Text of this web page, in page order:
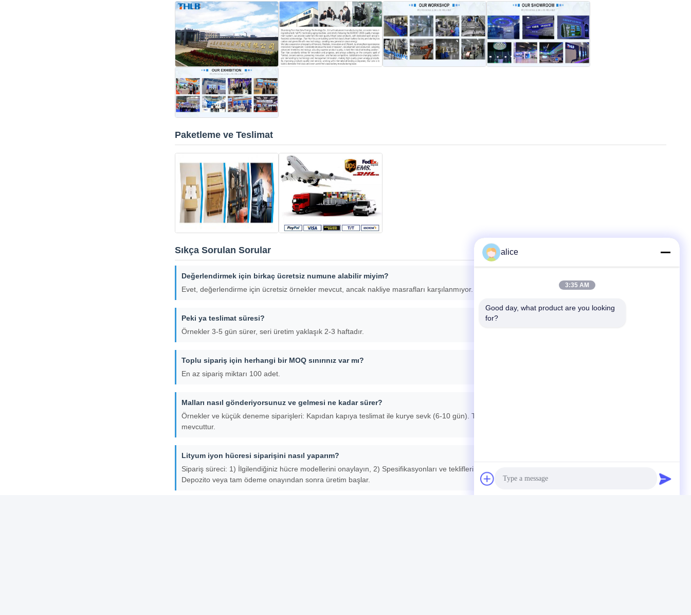
Paketleme ve Teslimat
Sıkça Sorulan Sorular
Değerlendirmek için birkaç ücretsiz numune alabilir miyim?
Evet, değerlendirme için ücretsiz örnekler mevcut, ancak nakliye masrafları karşılanmıyor.
Peki ya teslimat süresi?
Örnekler 3-5 gün sürer, seri üretim yaklaşık 2-3 haftadır.
Toplu sipariş için herhangi bir MOQ sınırınız var mı?
En az sipariş miktarı 100 adet.
Malları nasıl gönderiyorsunuz ve gelmesi ne kadar sürer?
Örnekler ve küçük deneme siparişleri: Kapıdan kapıya teslimat ile kurye sevk (6-10 gün). Toplu siparişler: Hava veya deniz sevk seçenekleri
mevcuttur.
Lityum iyon hücresi siparişini nasıl yaparım?
Sipariş süreci: 1) İlgilendiğiniz hücre modellerini onaylayın, 2) Spesifikasyonları ve teklifleri alın, 3) Sipariş miktarını onaylayın ve PO yayınlayın, 4)
Depozito veya tam ödeme onayından sonra üretim başlar.
alice
3:35 AM
Good day, what product are you looking
for?